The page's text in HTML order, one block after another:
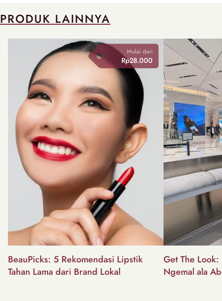
PRODUK LAINNYA
Mulai dari
Rp28.000
BeauPicks: 5 Rekomendasi Lipstik
Tahan Lama dari Brand Lokal
Get The
Ngemal ala